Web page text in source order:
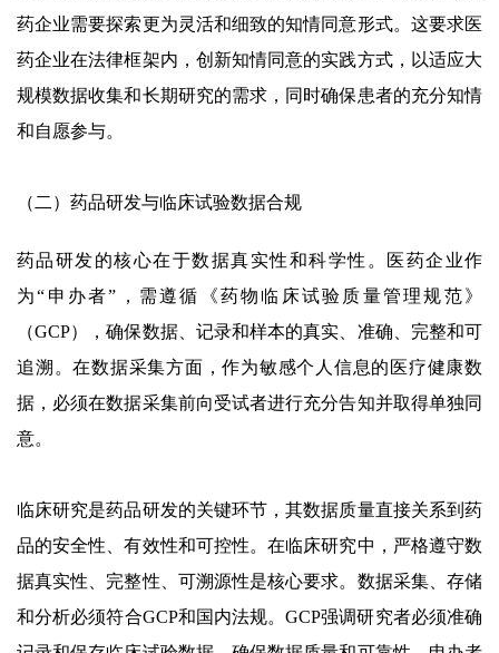
药企业需要探索更为灵活和细致的知情同意形式。这要求医
药企业在法律框架内，创新知情同意的实践方式，以适应大
规模数据收集和长期研究的需求，同时确保患者的充分知情
和自愿参与。
（二）药品研发与临床试验数据合规
药品研发的核心在于数据真实性和科学性。医药企业作
为“申办者”，需遵循《药物临床试验质量管理规范》
（GCP），确保数据、记录和样本的真实、准确、完整和可
追溯。在数据采集方面，作为敏感个人信息的医疗健康数
据，必须在数据采集前向受试者进行充分告知并取得单独同
意。
临床研究是药品研发的关键环节，其数据质量直接关系到药
品的安全性、有效性和可控性。在临床研究中，严格遵守数
据真实性、完整性、可溯源性是核心要求。数据采集、存储
和分析必须符合GCP和国内法规。GCP强调研究者必须准确